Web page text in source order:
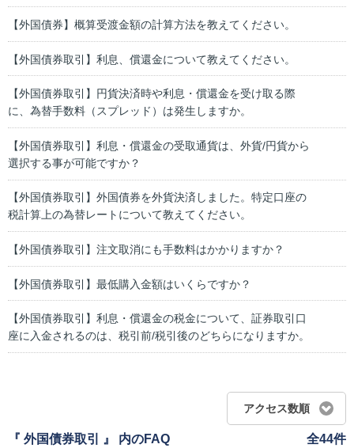
【外国債券】概算受渡金額の計算方法を教えてください。
【外国債券取引】利息、償還金について教えてください。
【外国債券取引】円貨決済時や利息・償還金を受け取る際
に、為替手数料（スプレッド）は発生しますか。
【外国債券取引】利息・償還金の受取通貨は、外貨/円貨から
選択する事が可能ですか？
【外国債券取引】外国債券を外貨決済しました。特定口座の
税計算上の為替レートについて教えてください。
【外国債券取引】注文取消にも手数料はかかりますか？
【外国債券取引】最低購入金額はいくらですか？
【外国債券取引】利息・償還金の税金について、証券取引口
座に入金されるのは、税引前/税引後のどちらになりますか。
アクセス数順
『 外国債券取引 』 内のFAQ 全44件